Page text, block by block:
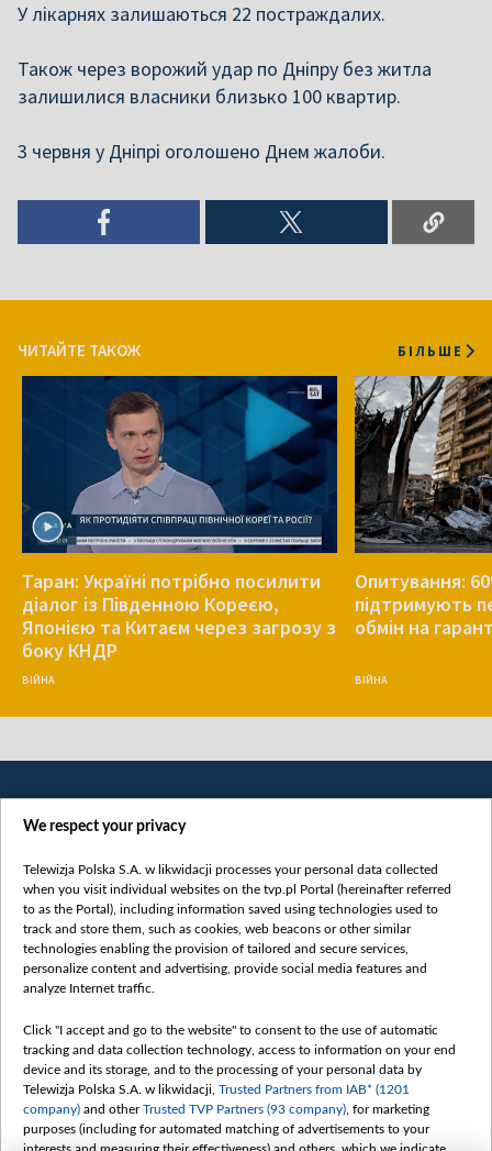
У лікарнях залишаються 22 постраждалих.
Також через ворожий удар по Дніпру без житла
залишилися власники близько 100 квартир.
3 червня у Дніпрі оголошено Днем жалоби.
ЧИТАЙТЕ ТАКОЖ БІЛЬШЕ
Таран: Україні потрібно посилити
діалог із Південною Кореєю,
Японією та Китаєм через загрозу з
боку КНДР
ВІЙНА
Опитування:
підтримують
обмін на
ВІЙНА
Категорії
Новини
Докладно
Погляд
Цікаво
Slawa.tv
We respect your privacy
Telewizja Polska S.A. w likwidacji processes your personal data collected
when you visit individual websites on the tvp.pl Portal (hereinafter referred
to as the Portal), including information saved using technologies used to
track and store them, such as cookies, web beacons or other similar
technologies enabling the provision of tailored and secure services,
personalize content and advertising, provide social media features and
analyze Internet traffic.
Click "I accept and go to the website" to consent to the use of automatic
tracking and data collection technology, access to information on your end
device and its storage, and to the processing of your personal data by
Telewizja Polska S.A. w likwidacji, Trusted Partners from IAB* (1201
company) and otherTrusted TVP Partners (93 company) , for marketing
purposes (including for automated matching of advertisements to your